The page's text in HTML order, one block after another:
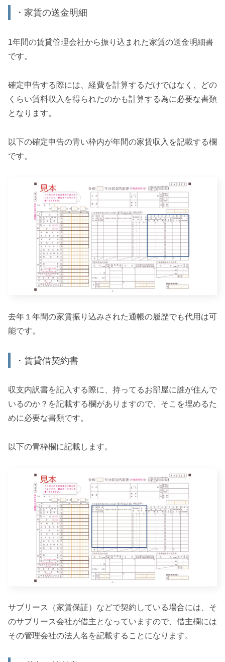
・家賃の送金明細
1年間の賃貸管理会社から振り込まれた家賃の送金明細書
です。
確定申告する際には、経費を計算するだけではなく、どの
くらい賃料収入を得られたのかも計算する為に必要な書類
となります。
以下の確定申告の青い枠内が年間の家賃収入を記載する欄
です。
去年１年間の家賃振り込みされた通帳の履歴でも代用は可
能です。
・賃貸借契約書
収支内訳書を記入する際に、持ってるお部屋に誰が住んで
いるのか？を記載する欄がありますので、そこを埋めるた
めに必要な書類です。
以下の青枠欄に記載します。
サブリース（家賃保証）などで契約している場合には、そ
のサブリース会社が借主となっていますので、借主欄には
その管理会社の法人名を記載することになります。